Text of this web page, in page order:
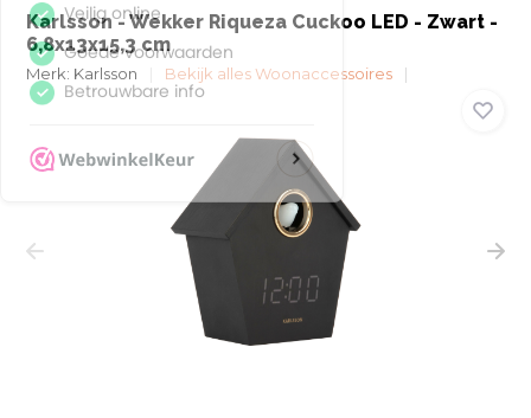
Karlsson - Wekker Riqueza Cuckoo LED - Zwart -
6,8x13x15,3 cm
Merk: Karlsson Bekijk alles Woonaccessoires